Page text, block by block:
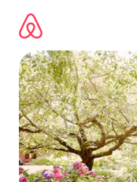
contenido